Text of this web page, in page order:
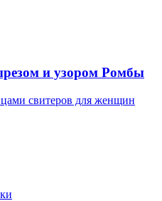
и узором Ромбы
свитеров для женщин